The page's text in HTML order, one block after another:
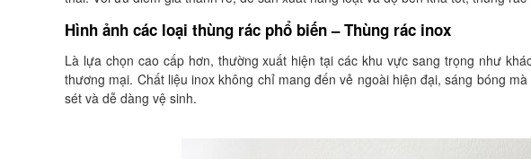
Hình ảnh các loại thùng rác phổ biến – Thùng rác inox
Là lựa chọn cao cấp hơn, thường xuất hiện tại các khu vực sang trọng như
thương mại. Chất liệu inox không chỉ mang đến vẻ ngoài hiện đại, sáng bóng
sét và dễ dàng vệ sinh.